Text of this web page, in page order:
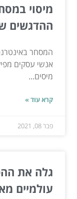
מיסוי
ההדגשים
המסחר
אנשי עסקים
מיסים...
קרא עוד »
פבר 08, 2021
גלה את
עולמיים